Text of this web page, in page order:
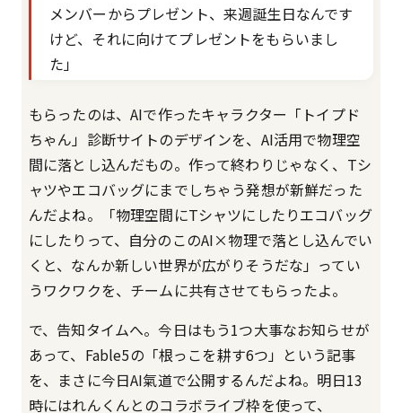
メンバーからプレゼント、来週誕生日なんです
けど、それに向けてプレゼントをもらいまし
た」
もらったのは、AIで作ったキャラクター「トイプド
ちゃん」診断サイトのデザインを、AI活用で物理空
間に落とし込んだもの。作って終わりじゃなく、Tシ
ャツやエコバッグにまでしちゃう発想が新鮮だった
んだよね。「物理空間にTシャツにしたりエコバッグ
にしたりって、自分のこのAI×物理で落とし込んでい
くと、なんか新しい世界が広がりそうだな」ってい
うワクワクを、チームに共有させてもらったよ。
で、告知タイムへ。今日はもう1つ大事なお知らせが
あって、Fable5の「根っこを耕す6つ」という記事
を、まさに今日AI氣道で公開するんだよね。明日13
時にはれんくんとのコラボライブ枠を使って、